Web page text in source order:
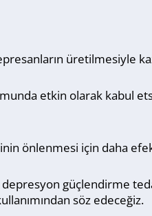
üretilmesiyle
etkin olarak kabul
önlenmesi için daha
güçlendirme
söz edeceğiz.